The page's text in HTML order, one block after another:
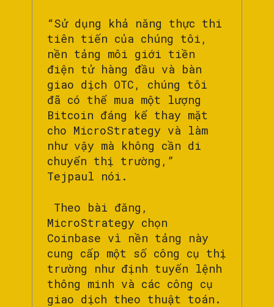
“Sử dụng khả năng thực thi
tiên tiến của chúng tôi,
nền tảng môi giới tiền
điện tử hàng đầu và bàn
giao dịch OTC, chúng tôi
đã có thể mua một lượng
Bitcoin đáng kể thay mặt
cho MicroStrategy và làm
như vậy mà không cần di
chuyển thị trường,”
Tejpaul nói.
Theo bài đăng,
MicroStrategy chọn
Coinbase vì nền tảng này
cung cấp một số công cụ thị
trường như định tuyến lệnh
thông minh và các công cụ
giao dịch theo thuật toán.